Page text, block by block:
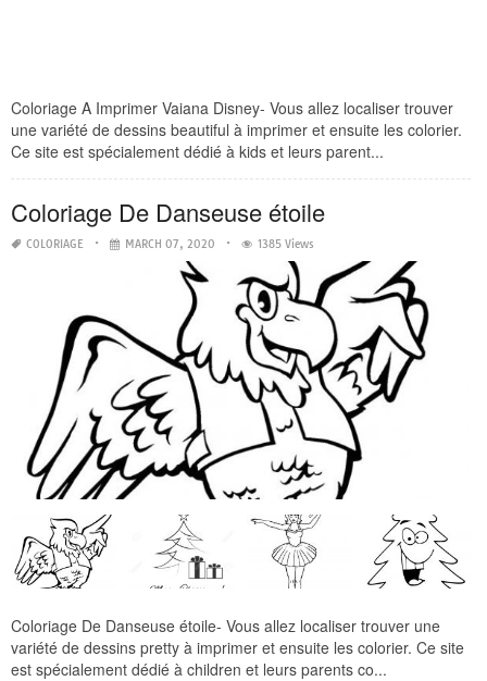
Coloriage A Imprimer Vaiana Disney- Vous allez localiser trouver
une variété de dessins beautiful à imprimer et ensuite les colorier.
Ce site est spécialement dédié à kids et leurs parent...
Coloriage De Danseuse étoile
COLORIAGE MARCH 07, 2020 1385 Views
Coloriage De Danseuse étoile- Vous allez localiser trouver une
variété de dessins pretty à imprimer et ensuite les colorier. Ce site
est spécialement dédié à children et leurs parents co...